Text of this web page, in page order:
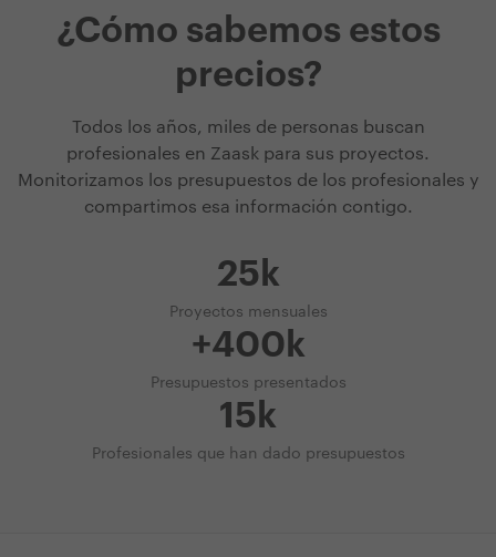
¿Cómo sabemos estos
precios?
Todos los años, miles de personas buscan
profesionales en Zaask para sus proyectos.
Monitorizamos los presupuestos de los profesionales y
compartimos esa información contigo.
25k
Proyectos mensuales
+400k
Presupuestos presentados
15k
Profesionales que han dado presupuestos